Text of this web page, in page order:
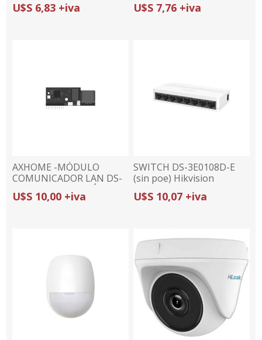
U$S 6,83 +iva U$S 7,76 +iva
AXHOME -MÓDULO
COMUNICADOR LAN DS-
PC201N | CONEXIÓN
ETHERNET |
U$S 10,00 +iva
SWITCH DS-3E0108D-E
(sin poe) Hikvision
U$S 10,07 +iva